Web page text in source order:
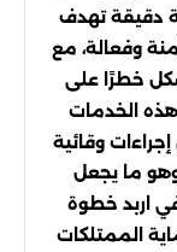
دقيقة تهدف
وفعالة، مع
خطرًا على
هذه الخدمات
وقائية
ما يجعل
اربد خطوة
الممتلكات